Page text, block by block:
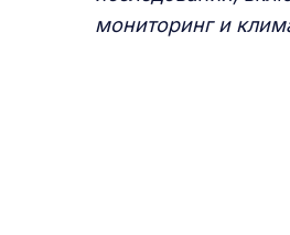
мониторинг и